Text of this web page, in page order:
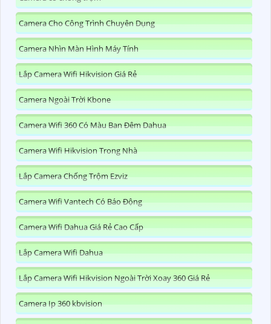
Camera Cho Công Trình Chuyên Dụng
Camera Nhìn Màn Hình Máy Tính
Lắp Camera Wifi Hikvision Giá Rẻ
Camera Ngoài Trời Kbone
Camera Wifi 360 Có Màu Ban Đêm Dahua
Camera Wifi Hikvision Trong Nhà
Lắp Camera Chống Trộm Ezviz
Camera Wifi Vantech Có Báo Động
Camera Wifi Dahua Giá Rẻ Cao Cấp
Lắp Camera Wifi Dahua
Lắp Camera Wifi Hikvision Ngoài Trời Xoay 360 Giá Rẻ
Camera Ip 360 kbvision